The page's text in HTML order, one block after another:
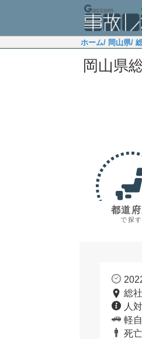
ホーム/ 岡山県/
岡山県
都道
で探す
総
人
軽
死亡